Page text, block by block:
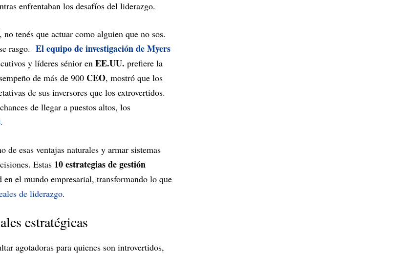
enfrentaban los desafíos del liderazgo.
tenés que actuar como alguien que no sos.
rasgo. El equipo de investigación de Myers
y líderes sénior en EE.UU. prefiere la
de más de 900 CEO, mostró que los
de sus inversores que los extrovertidos.
de llegar a puestos altos, los
.
de esas ventajas naturales y armar sistemas
Estas 10 estrategias de gestión
el mundo empresarial, transformando lo que
de liderazgo.
estratégicas
agotadoras para quienes son introvertidos,